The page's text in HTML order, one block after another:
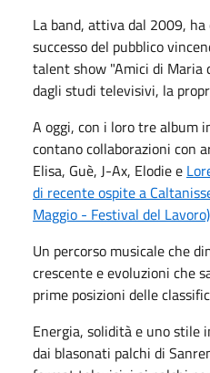
La band, attiva dal 2009,
successo del pubblico
talent show "Amici di Maria
dagli studi televisivi, la
A oggi, con i loro tre album
contano collaborazioni con
Elisa, Guè, J-Ax, Elodie e
di recente ospite a
Maggio - Festival del Lavoro)
Un percorso musicale che
crescente e evoluzioni che
prime posizioni delle
Energia, solidità e uno stile
dai blasonati palchi di